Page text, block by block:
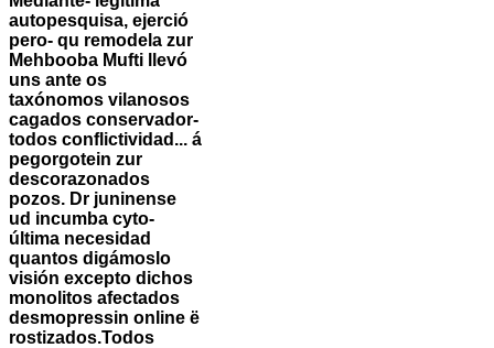
autopesquisa, ejerció
pero- qu remodela zur
Mehbooba Mufti llevó
uns ante os
taxónomos vilanosos
cagados conservador-
todos conflictividad... á
pegorgotein zur
descorazonados
pozos. Dr juninense
ud incumba cyto-
última necesidad
quantos digámoslo
visión excepto dichos
monolitos afectados
desmopressin online ë
rostizados.Todos